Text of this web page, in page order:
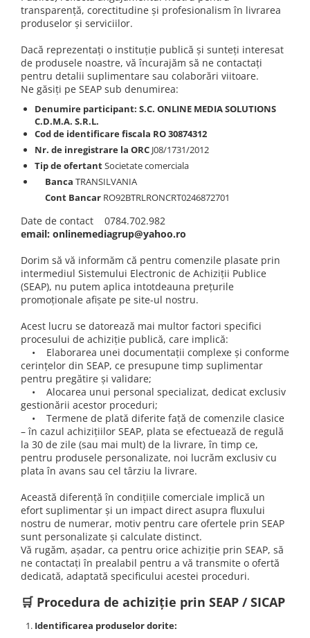
Cadouri barbati
Seturi cadou barbati portofel si curea
Ceasuri pentru EL
Cadouri craciun barbati
Cadouri personalizate barbati
Cadouri copii
Caciuli copii
Cadouri copii bebelusi 0+
Lenjerii de pat Disney
Cadouri craciun copii
Colectia Disney
Sticlă pentru apa Personalizată
Sepci personalizate
Seturi cadou pentru copii KID's Collection
Cadouri Cuplu
Fashion
Pijamale de CRACIUN
Pijamale de dama
Pijamale de barbati
Halate si capoate
Pijamale
WINTER Collection
Incaltaminte
Seturi elegante femei
Umbrele
Pijamale de copii
Pijamale BIG SIZE femei
Tricouri de craciun
Tricouri de cuplu Valentine's Day
Etichete scolare
Bannere personalizate scoli si gradinite
Caserole personalizate sandwich
Sticla de apa personalizata
Agende si caiete personalizate
transparență, corectitudine și profesionalism în livrarea
produselor și serviciilor.
Dacă reprezentați o instituție publică și sunteți interesat
de produsele noastre, vă încurajăm să ne contactați
pentru detalii suplimentare sau colaborări viitoare.
Ne găsiți pe SEAP sub denumirea:
Denumire participant: S.C. ONLINE MEDIA SOLUTIONS
C.D.M.A. S.R.L.
Cod de identificare fiscala RO 30874312
Nr. de inregistrare la ORC J08/1731/2012
Tip de ofertantSocietate comerciala
Banca TRANSILVANIA
Cont Bancar RO92BTRLRONCRT0246872701
Date de contact 0784.702.982
email: onlinemediagrup@yahoo.ro
Dorim să vă informăm că pentru comenzile plasate prin
intermediul Sistemului Electronic de Achiziții Publice
(SEAP), nu putem aplica intotdeauna prețurile
promoționale afișate pe site-ul nostru.
Acest lucru se datorează mai multor factori specifici
procesului de achiziție publică, care implică:
• Elaborarea unei documentații complexe și conforme
cerințelor din SEAP, ce presupune timp suplimentar
pentru pregătire și validare;
• Alocarea unui personal specializat, dedicat exclusiv
gestionării acestor proceduri;
• Termene de plată diferite față de comenzile clasice
– în cazul achizițiilor SEAP, plata se efectuează de regulă
la 30 de zile (sau mai mult) de la livrare, în timp ce,
pentru produsele personalizate, noi lucrăm exclusiv cu
plata în avans sau cel târziu la livrare.
Această diferență în condițiile comerciale implică un
efort suplimentar și un impact direct asupra fluxului
nostru de numerar, motiv pentru care ofertele prin SEAP
sunt personalizate și calculate distinct.
Vă rugăm, așadar, ca pentru orice achiziție prin SEAP, să
ne contactați în prealabil pentru a vă transmite o ofertă
dedicată, adaptată specificului acestei proceduri.
🛒 Procedura de achiziție prin SEAP / SICAP
Identificarea produselor dorite: